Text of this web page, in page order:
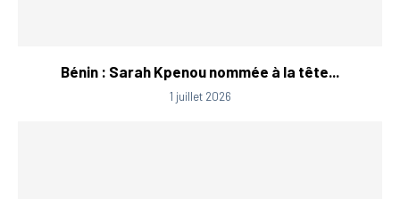
Bénin : Sarah Kpenou nommée à la tête...
1 juillet 2026